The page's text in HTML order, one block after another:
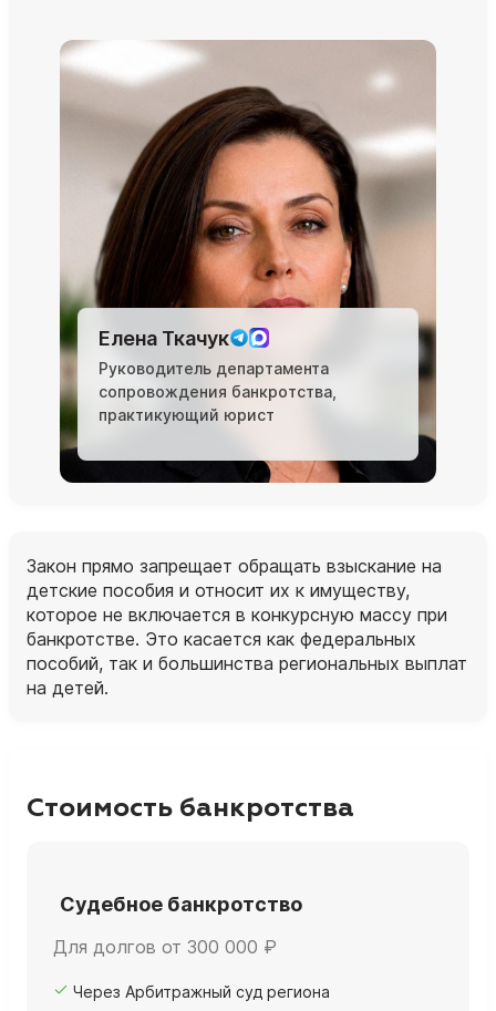
Елена Ткачук
Руководитель департамента
сопровождения банкротства,
практикующий юрист
Закон прямо запрещает обращать взыскание на
детские пособия и относит их к имуществу,
которое не включается в конкурсную массу при
банкротстве. Это касается как федеральных
пособий, так и большинства региональных выплат
на детей.
Стоимость банкротства
Судебное банкротство
Для долгов от 300 000 ₽
Через Арбитражный суд региона